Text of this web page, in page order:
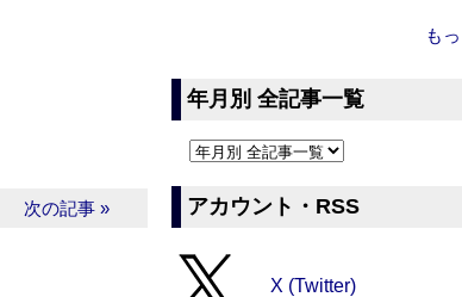
次の記事 »
も
年月別 全記事一覧
アカウント・RSS
X (Twitter)